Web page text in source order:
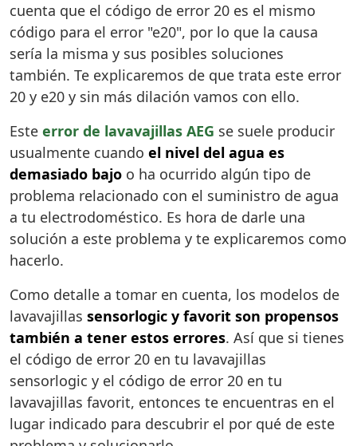
cuenta que el código de error 20 es el mismo
código para el error "e20", por lo que la causa
sería la misma y sus posibles soluciones
también. Te explicaremos de que trata este error
20 y e20 y sin más dilación vamos con ello.
Este error de lavavajillas AEG se suele producir
usualmente cuando el nivel del agua es
demasiado bajo o ha ocurrido algún tipo de
problema relacionado con el suministro de agua
a tu electrodoméstico. Es hora de darle una
solución a este problema y te explicaremos como
hacerlo.
Como detalle a tomar en cuenta, los modelos de
lavavajillas sensorlogic y favorit son propensos
también a tener estos errores. Así que si tienes
el código de error 20 en tu lavavajillas
sensorlogic y el código de error 20 en tu
lavavajillas favorit, entonces te encuentras en el
lugar indicado para descubrir el por qué de este